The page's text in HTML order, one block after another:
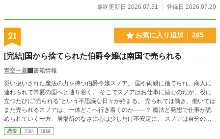
最終更新日 2026.07.31
登録日 2026.07.20
21 お気に入り追加 265
[完結]国から捨てられた伯爵令嬢は南国で売られる
青空一夏
書籍情報
災い扱いされた魔法の力を持つ伯爵令嬢スノア。 国や両親に捨てられ、商人に
連れられて常夏の国へと辿り着く。 そこでスノアはお仕事に励むのだが、役に
立つたびに“売られる”という不思議な日々が始まる。 売られては働き、働いては
また売られるスノアは、一体どこへ行き着くのか――？ 魔法と発想で仕事が認
められていく一方、居場所のなさに心は少しだけ不安定に。 スノアは自分の居
恋愛 完結 短編